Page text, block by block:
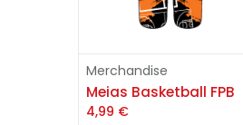
Adicionar
Merchandise
Meias Basketball FPB
4,99 €